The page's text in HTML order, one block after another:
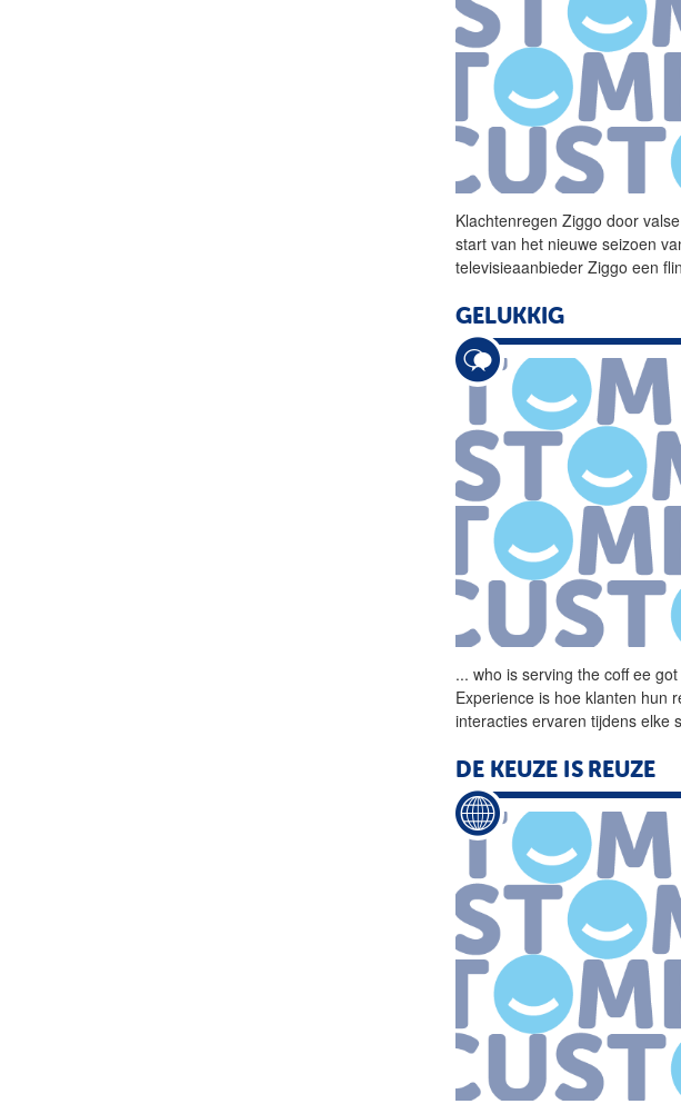
Klachtenregen Ziggo door
start van het nieuwe seizoen
televisieaanbieder Ziggo een
GELUKKIG
... who is serving the coff eegot
Experience is hoe klanten hun
interacties ervaren tijdens elke
DE KEUZE IS REUZE